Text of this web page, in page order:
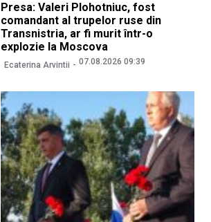
Presa: Valeri Plohotniuc, fost
comandant al trupelor ruse din
Transnistria, ar fi murit într-o
explozie la Moscova
Ecaterina Arvintii 07.08.2026 09:39